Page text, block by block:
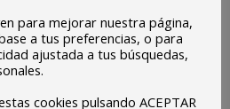
para mejorar nuestra página,
a tus preferencias, o para
ajustada a tus búsquedas,
cookies pulsando ACEPTAR